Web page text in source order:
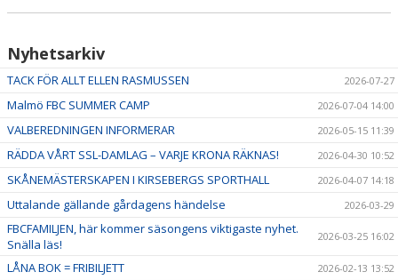
Nyhetsarkiv
TACK FÖR ALLT ELLEN RASMUSSEN 2026-07-27
Malmö FBC SUMMER CAMP 2026-07-04 14:00
VALBEREDNINGEN INFORMERAR 2026-05-15 11:39
RÄDDA VÅRT SSL-DAMLAG – VARJE KRONA RÄKNAS! 2026-04-30 10:52
SKÅNEMÄSTERSKAPEN I KIRSEBERGS SPORTHALL 2026-04-07 14:18
Uttalande gällande gårdagens händelse 2026-03-29
FBCFAMILJEN, här kommer säsongens viktigaste nyhet.
Snälla läs!
2026-03-25 16:02
LÅNA BOK = FRIBILJETT 2026-02-13 13:52